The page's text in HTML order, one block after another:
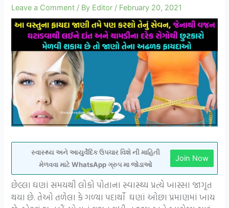
Leave a Comment / By Editor / February 20, 2021
સ્વાસ્થ્ય અને આયુર્વેદિક ઉપચાર વિશે ની માહિતી
મેળવવા માટે WhatsApp ગ્રુપ મા જોડાઓ
Join Now
છેલ્લા ઘણાં સમયથી લોકો પોતાના સ્વાસ્થ્ય પ્રત્યે ખાસ્સા જાગૃત
થયા છે. તેઓ તળેલા કે ગળ્યા પદાર્થો ઘણાં ઓછા પ્રમાણમાં ખાય